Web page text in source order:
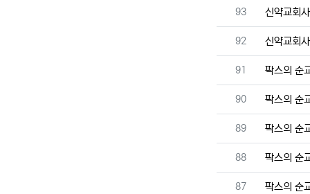
번호
93 신약교회
번호
92 신약교회
번호
91 팍스의 순
번호
90 팍스의 순
번호
89 팍스의 순
번호
88 팍스의 순
번호
87 팍스의 순